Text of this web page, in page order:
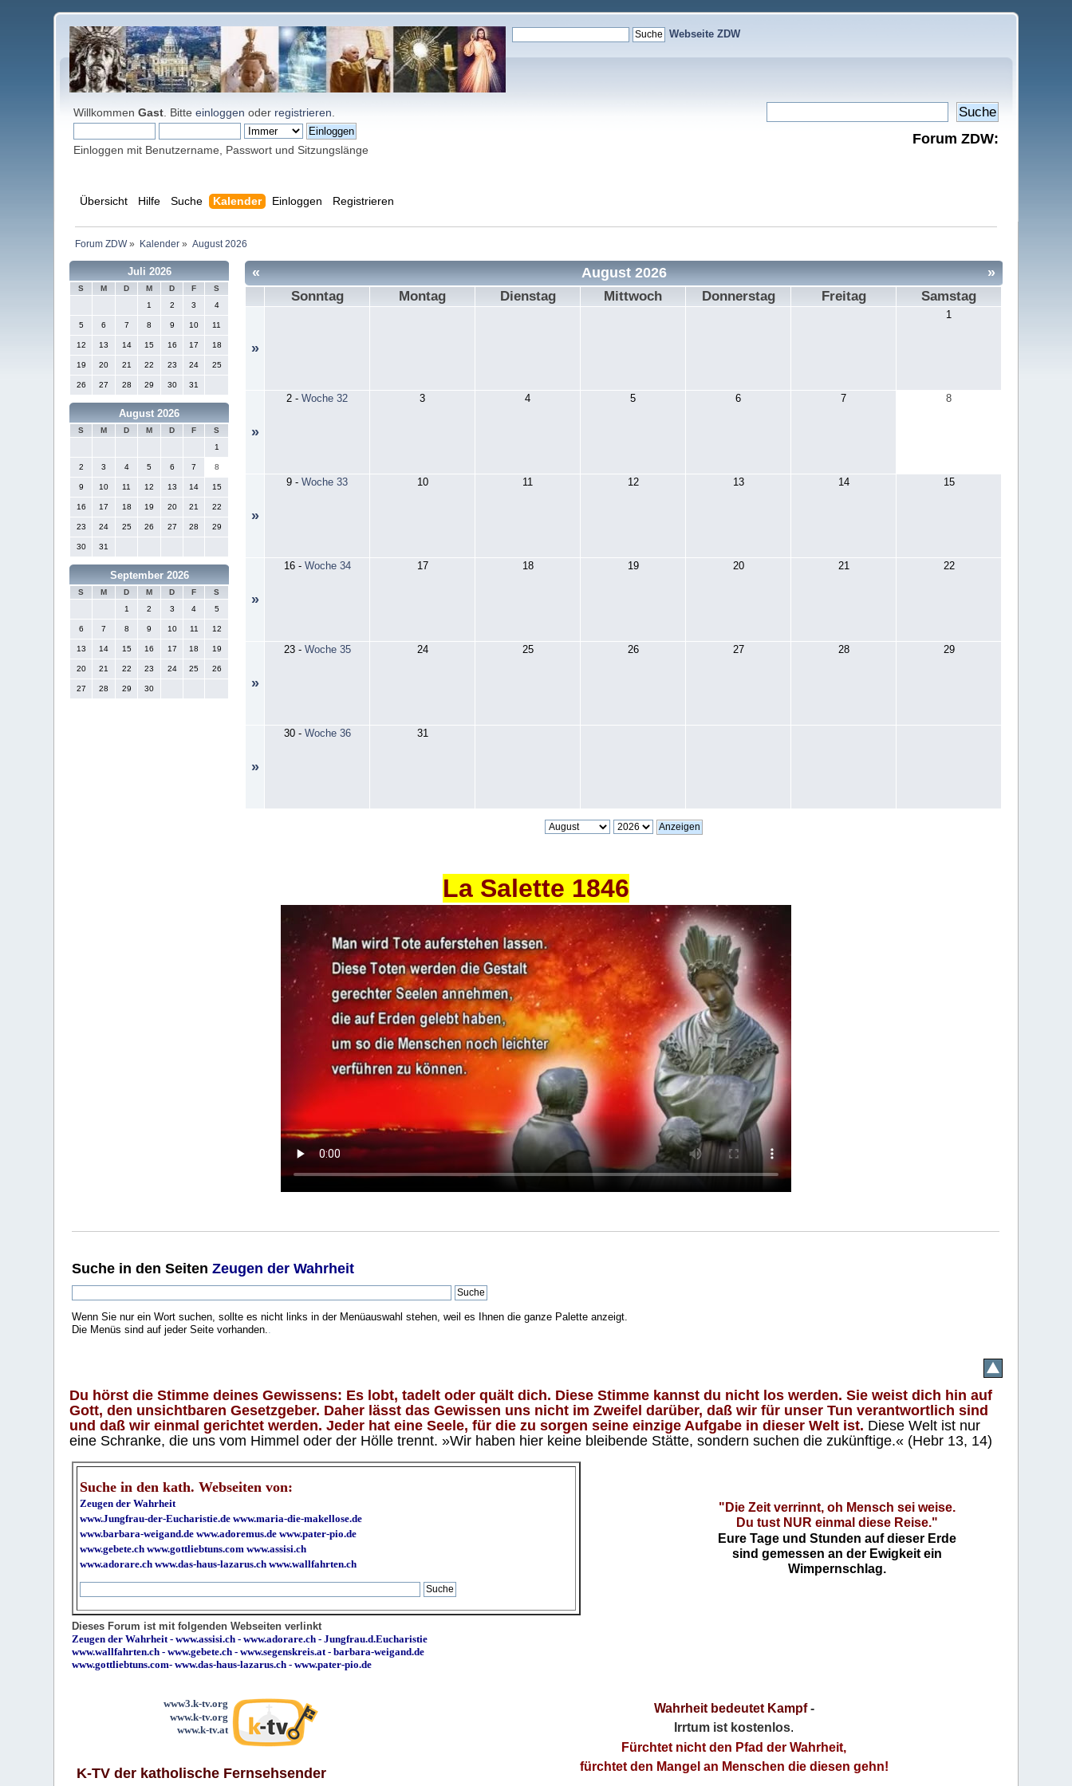
Webseite ZDW
WillkommenGast . Bitteeinloggen oder registrieren
Einloggen mit Benutzername, Passwort und Sitzungslänge
Forum ZDW:
Übersicht Hilfe Suche Kalender Einloggen Registrieren
Forum ZDW» Kalender» August 2026
Juli 2026
S M D M D F
S
1
2 3 4
5 6 7 8 9 10 11
12 13 14 15 16 17 18
19 20 21 22 23 24 25
26 27 28 29 30 31
August 2026
S M D M D F
S
1
2 3 4 5 6 7 8
9 10 11 12 13 14 15
16 17 18 19 20 21 22
23 24 25 26 27 28 29
30 31
September 2026
S M D M D F
S
1
2 3 4 5
6 7 8 9 10 11 12
13 14 15 16 17 18 19
20 21 22 23 24 25 26
27 28 29 30
« »
August 2026
Sonntag Montag Dienstag Mittwoch Donnerstag Freitag Samstag
»
1
»
2 -Woche 32 3 4 5 6 7 8
»
9 -Woche 33 10 11 12 13 14 15
»
16- Woche 34 17 18 19 20 21 22
»
23- Woche 35 24 25 26 27 28 29
»
30- Woche 36 31
La Salette 1846
Suche in den SeitenZeugen der Wahrheit
Wenn Sie nur ein Wort suchen, sollte es nicht links in der Menüauswahl stehen, weil es Ihnen die ganze Palette anzeigt.
Die Menüs sind auf jeder Seite vorhanden.
Du hörst die Stimme deines Gewissens: Es lobt, tadelt oder quält dich. Diese Stimme kannst du nicht los werden. Sie weist dich hin auf
Gott, den unsichtbaren Gesetzgeber. Daher lässt das Gewissen uns nicht im Zweifel darüber, daß wir für unser Tun verantwortlich sind
und daß wir einmal gerichtet werden. Jeder hat eine Seele, für die zu sorgen seine einzige Aufgabe in dieser Welt ist. Diese Welt ist nur
eine Schranke, die uns vom Himmel oder der Hölle trennt. »Wir haben hier keine bleibende Stätte, sondern suchen die zukünftige.« (Hebr 13, 14)
Suche in den kath. Webseiten von:
Zeugen der Wahrheit
www.Jungfrau-der-Eucharistie.de www.maria-die-makellose.de
www.barbara-weigand.de www.adoremus.de www.pater-pio.de
www.gebete.ch www.gottliebtuns.com www.assisi.ch
www.adorare.ch www.das-haus-lazarus.ch www.wallfahrten.ch
"Die Zeit verrinnt, oh Mensch sei weise.
Du tust NUR einmal diese Reise."
Eure Tage und Stunden auf dieser Erde
sind gemessen an der Ewigkeit ein
Wimpernschlag.
Dieses Forum ist mit folgenden Webseiten verlinkt
Zeugen der Wahrheit -www.assisi.ch -www.adorare.ch -Jungfrau.d.Eucharistie
www.wallfahrten.ch -www.gebete.ch -www.segenskreis.at -barbara-weigand.de
www.gottliebtuns.com-www.das-haus-lazarus.ch - www.pater-pio.de
www3.k-tv.org
www.k-tv.org
www.k-tv.at
K-TV der katholische Fernsehsender
Wahrheit bedeutet Kampf-
Irrtum ist kostenlos.
Fürchtet nicht den Pfad der Wahrheit,
fürchtet den Mangel an Menschen die diesen gehn!